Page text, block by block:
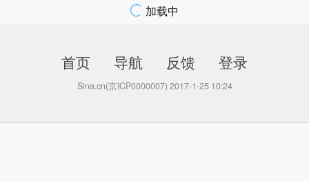
加载中
首页 导航 反馈 登录
Sina.cn(京ICP0000007) 2017-1-25 10:24